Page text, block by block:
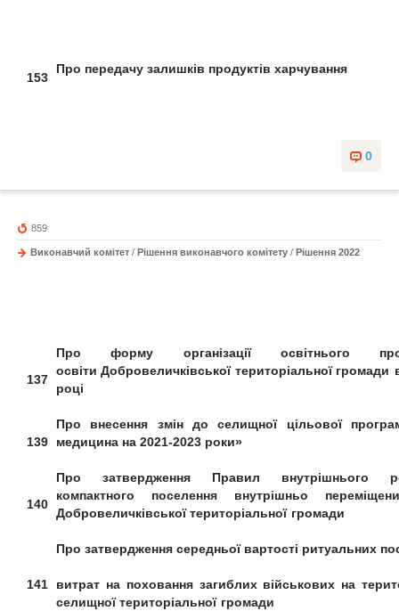
153
Про передачу залишків продуктів харчування
0
859
Виконавчий комітет / Рішення виконавчого комітету / Рішення 2022
137
Про форму організації освітнього
освітиДобровеличківської територіальної громади
році
139
Про внесення змін до селищної цільової п
медицина на 2021-2023 роки»
140
Про затвердження Правил внутрішнього
компактного поселення внутрішньо
Добровеличківськоїтериторіальної громади
141
Про затвердження середньої вартості ритуальних
витрат на поховання загиблих військових на
селищноїтериторіальної громади